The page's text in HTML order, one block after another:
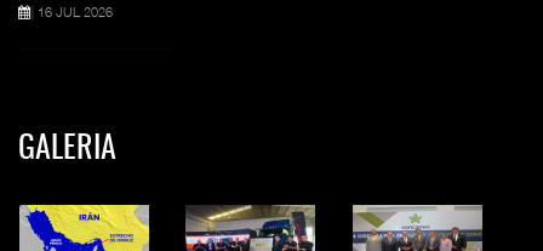
16 JUL 2026
GALERIA